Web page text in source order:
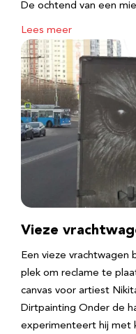
De ochtend van een
Lees meer
Vieze
Een vieze vrachtwagen
plek om reclame te
canvas voor artiest
Dirtpainting Onder de
experimenteert hij met